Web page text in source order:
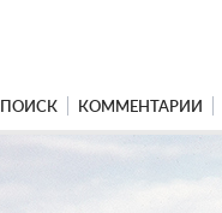
ПОИСК КОММЕНТАРИИ